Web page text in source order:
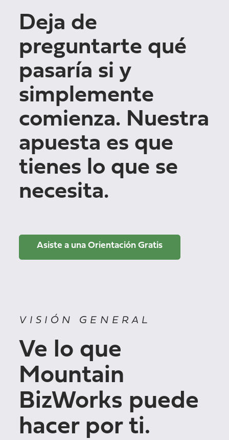
Deja de
preguntarte qué
pasaría si y
simplemente
comienza. Nuestra
apuesta es que
tienes lo que se
necesita.
Asiste a una Orientación Gratis
VISIÓN GENERAL
Ve lo que
Mountain
BizWorks puede
hacer por ti.